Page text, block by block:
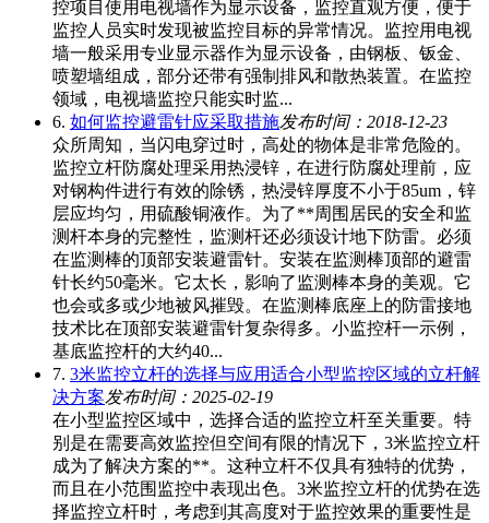
控项目使用电视墙作为显示设备，监控直观方便，便于
监控人员实时发现被监控目标的异常情况。监控用电视
墙一般采用专业显示器作为显示设备，由钢板、钣金、
喷塑墙组成，部分还带有强制排风和散热装置。在监控
领域，电视墙监控只能实时监...
6. 如何监控避雷针应采取措施发布时间：2018-12-23
众所周知，当闪电穿过时，高处的物体是非常危险的。
监控立杆防腐处理采用热浸锌，在进行防腐处理前，应
对钢构件进行有效的除锈，热浸锌厚度不小于85um，锌
层应均匀，用硫酸铜液作。为了**周围居民的安全和监
测杆本身的完整性，监测杆还必须设计地下防雷。必须
在监测棒的顶部安装避雷针。安装在监测棒顶部的避雷
针长约50毫米。它太长，影响了监测棒本身的美观。它
也会或多或少地被风摧毁。在监测棒底座上的防雷接地
技术比在顶部安装避雷针复杂得多。小监控杆一示例，
基底监控杆的大约40...
7. 3米监控立杆的选择与应用适合小型监控区域的立杆解
决方案发布时间：2025-02-19
在小型监控区域中，选择合适的监控立杆至关重要。特
别是在需要高效监控但空间有限的情况下，3米监控立杆
成为了解决方案的**。这种立杆不仅具有独特的优势，
而且在小范围监控中表现出色。3米监控立杆的优势在选
择监控立杆时，考虑到其高度对于监控效果的重要性是